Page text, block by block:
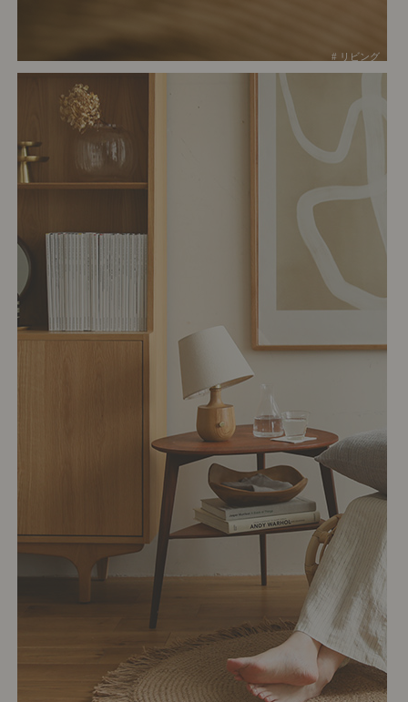
# リビング